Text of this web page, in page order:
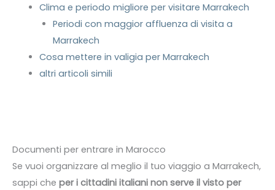
Clima e periodo migliore per visitare Marrakech
Periodi con maggior affluenza di visita a
Marrakech
Cosa mettere in valigia per Marrakech
altri articoli simili
Documenti per entrare in Marocco
Se vuoi organizzare al meglio il tuo viaggio a Marrakech,
sappi che per i cittadini italiani non serve il visto per